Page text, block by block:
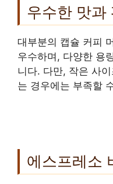
우수한 맛과
대부분의 캡슐 커피
우수하며, 다양한 용
니다. 다만, 작은 사
는 경우에는 부족할
에스프레소